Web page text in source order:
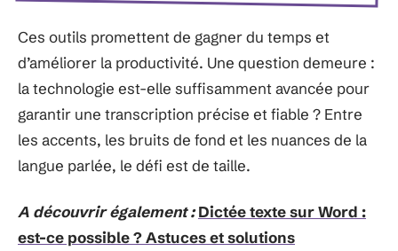
Ces outils promettent de gagner du temps et
d’améliorer la productivité. Une question demeure :
la technologie est-elle suffisamment avancée pour
garantir une transcription précise et fiable ? Entre
les accents, les bruits de fond et les nuances de la
langue parlée, le défi est de taille.
A découvrir également : Dictée texte sur Word :
est-ce possible ? Astuces et solutions